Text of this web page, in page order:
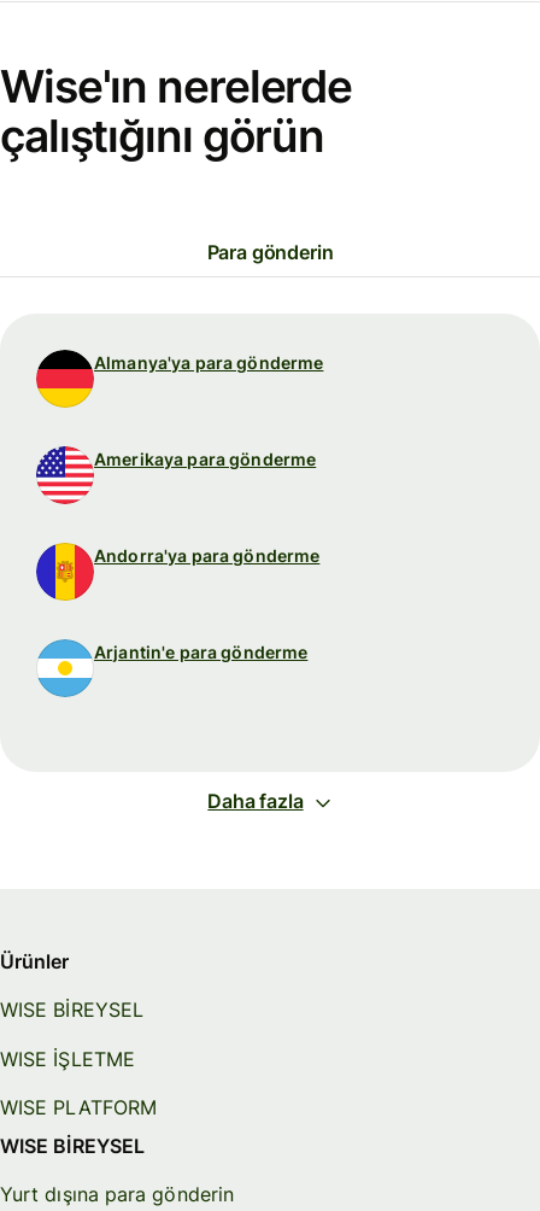
Wise'ın nerelerde
çalıştığını görün
Para gönderin
Almanya'ya para gönderme
Amerikaya para gönderme
Andorra'ya para gönderme
Arjantin'e para gönderme
Daha fazla
Ürünler
WISE BİREYSEL
WISE İŞLETME
WISE PLATFORM
WISE BİREYSEL
Yurt dışına para gönderin